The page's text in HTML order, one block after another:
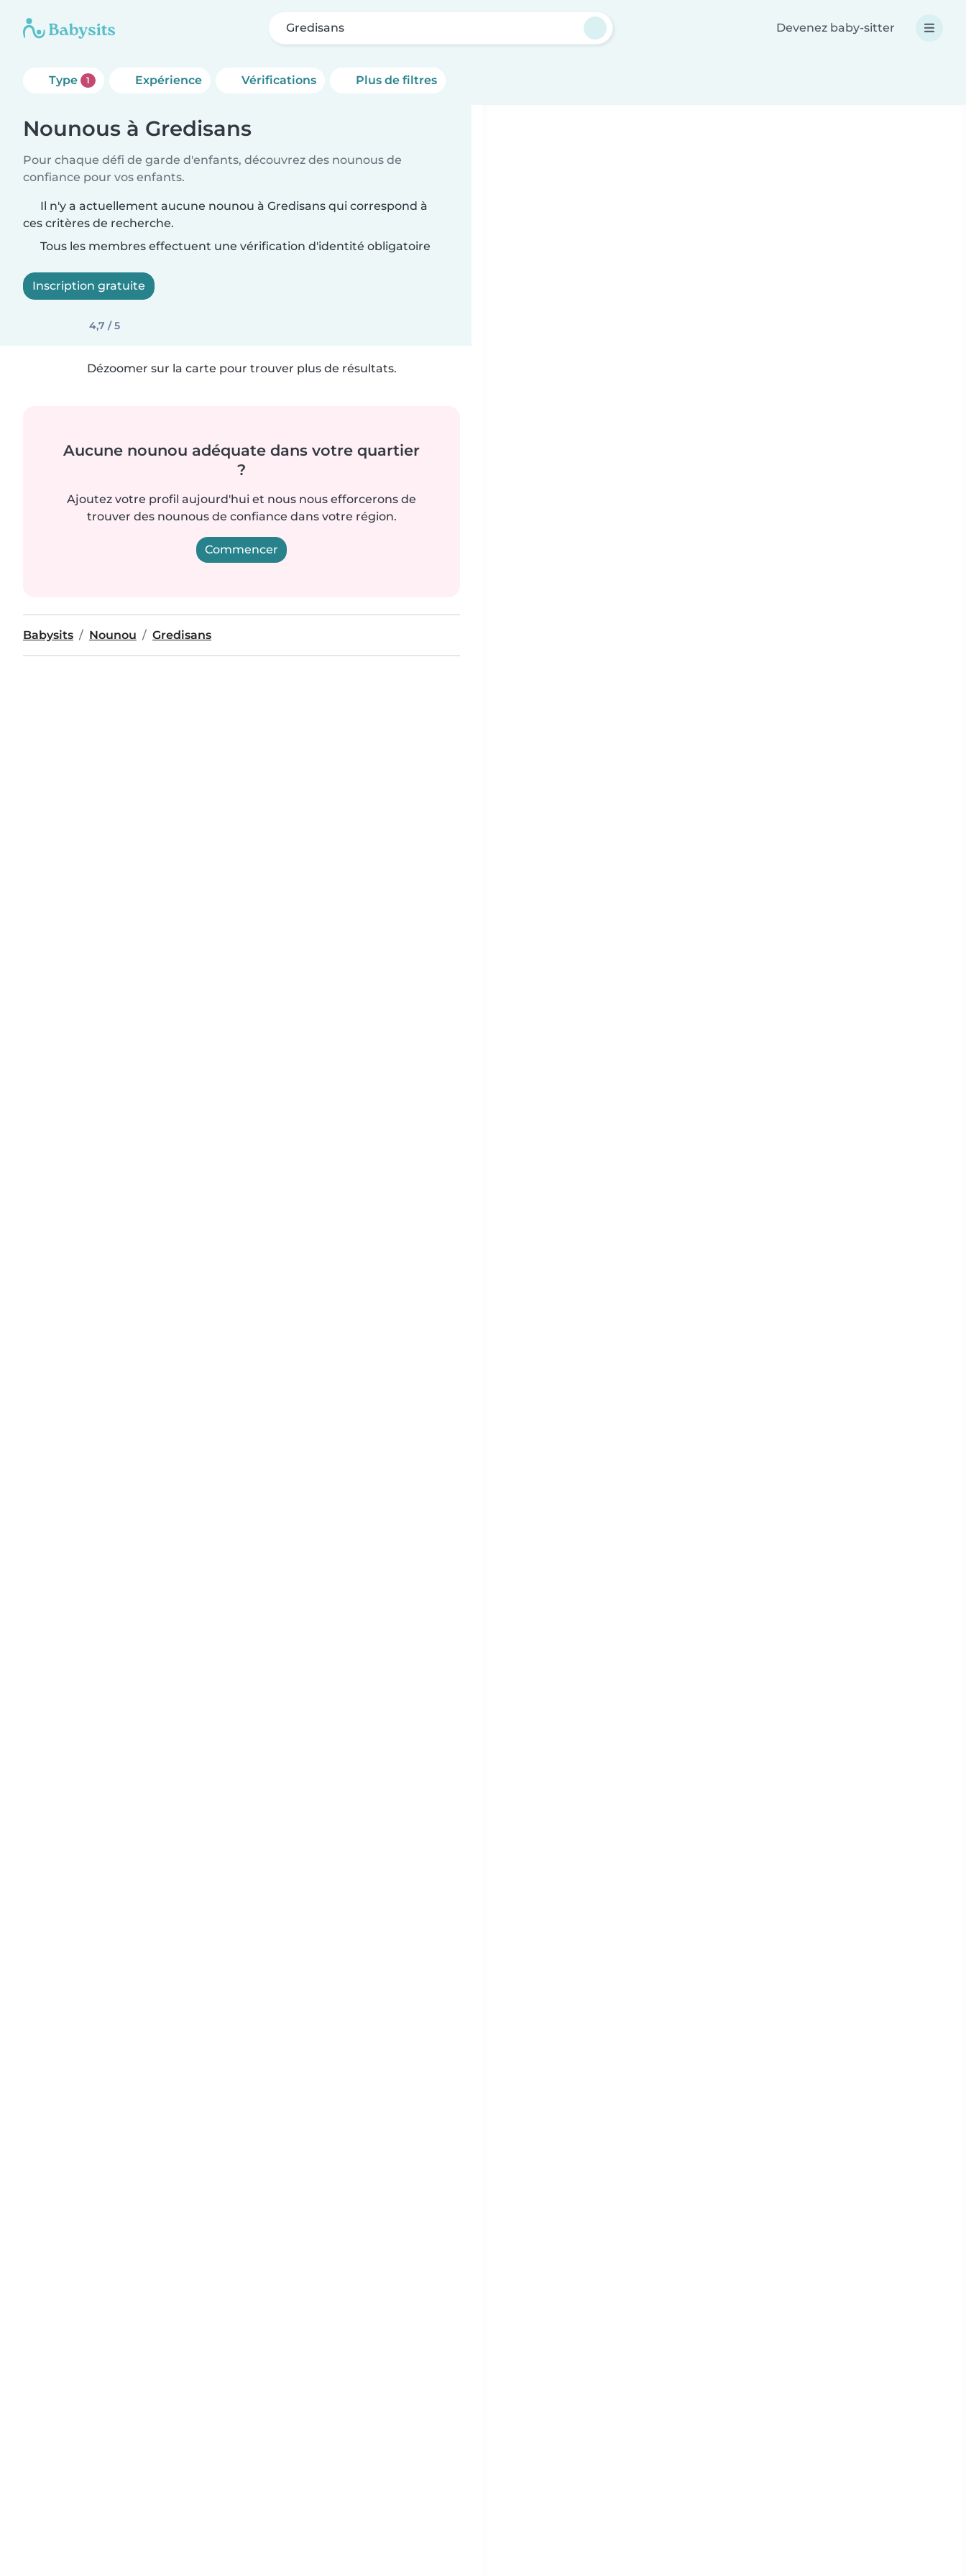
Gredisans Devenez baby-sitter
Type 1 Expérience Vérifications Plus de filtres
Nounous à Gredisans
Pour chaque défi de garde d'enfants, découvrez des nounous de
confiance pour vos enfants.
Il n'y a actuellement aucune nounou à Gredisans qui correspond à
ces critères de recherche.
Tous les membres effectuent une vérification d'identité obligatoire
Inscription gratuite
4,7 / 5
Dézoomer sur la carte pour trouver plus de résultats.
Aucune nounou adéquate dans votre quartier
?
Ajoutez votre profil aujourd'hui et nous nous efforcerons de
trouver des nounous de confiance dans votre région.
Commencer
Babysits Nounou Gredisans